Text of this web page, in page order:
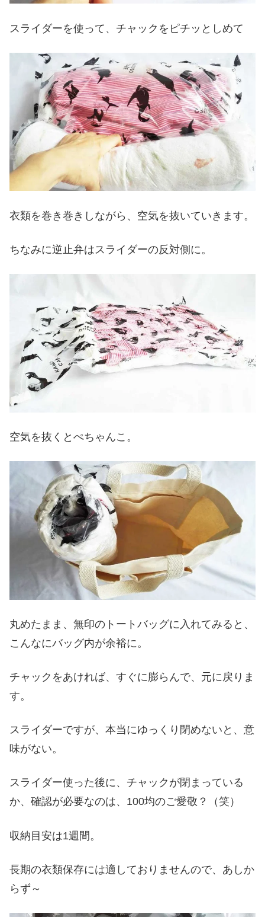
スライダーを使って、チャックをピチッとしめて
衣類を巻き巻きしながら、空気を抜いていきます。
ちなみに逆止弁はスライダーの反対側に。
空気を抜くとぺちゃんこ。
丸めたまま、無印のトートバッグに入れてみると、
こんなにバッグ内が余裕に。
チャックをあければ、すぐに膨らんで、元に戻りま
す。
スライダーですが、本当にゆっくり閉めないと、意
味がない。
スライダー使った後に、チャックが閉まっている
か、確認が必要なのは、100均のご愛敬？（笑）
収納目安は1週間。
長期の衣類保存には適しておりませんので、あしか
らず～